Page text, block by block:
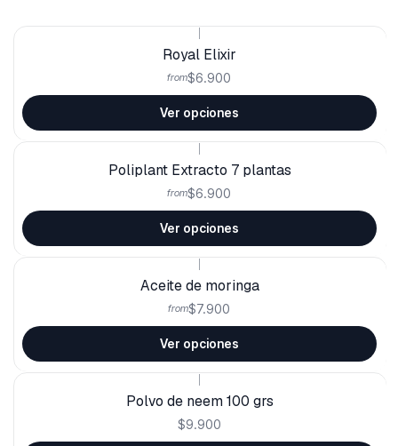
Royal Elixir
from$6.900
Ver opciones
Poliplant Extracto 7 plantas
from$6.900
Ver opciones
Aceite de moringa
from$7.900
Ver opciones
Polvo de neem 100 grs
$9.900